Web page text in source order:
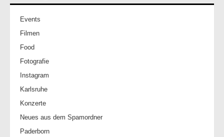
Events
Filmen
Food
Fotografie
Instagram
Karlsruhe
Konzerte
Neues aus dem Spamordner
Paderborn